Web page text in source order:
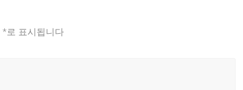
*로 표시됩니다